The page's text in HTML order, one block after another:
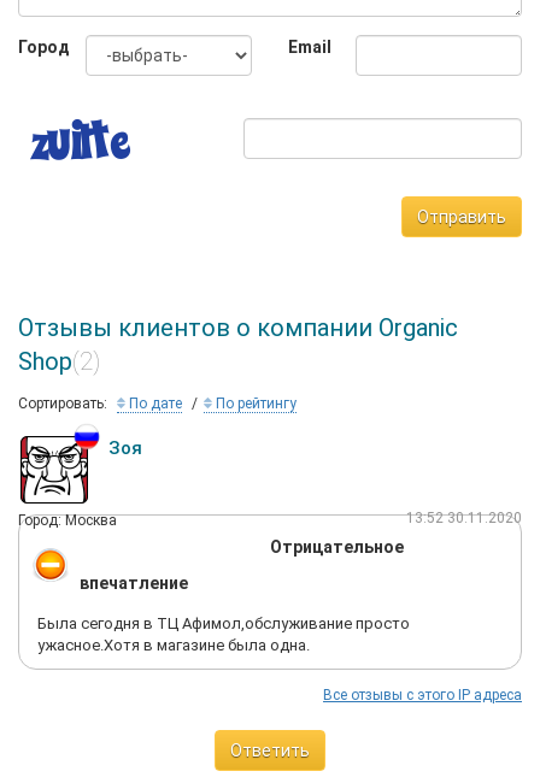
Город Email
Отправить
Отзывы клиентов о компании Organic
Shop(2)
Сортировать: По дате По рейтингу
Зоя
Город: Москва 13:52 30.11.2020
Отрицательное
впечатление
Была сегодня в ТЦ Афимол,обслуживание просто
ужасное.Хотя в магазине была одна.
Все отзывы с этого IP адреса
Ответить